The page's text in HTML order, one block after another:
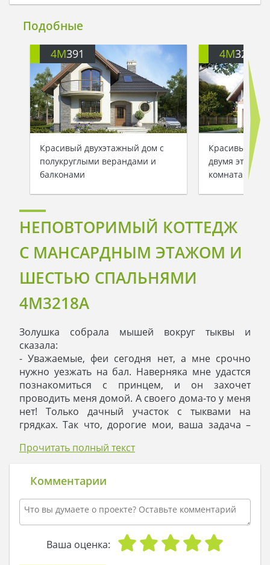
Подобные
4M391
Красивый двухэтажный дом с
полукруглыми верандами и
балконами
4M3200
Красивый
двумя
комнатами
НЕПОВТОРИМЫЙ КОТТЕДЖ
С МАНСАРДНЫМ ЭТАЖОМ И
ШЕСТЬЮ СПАЛЬНЯМИ
4M3218A
Золушка собрала мышей вокруг тыквы и
сказала:
- Уважаемые, феи сегодня нет, а мне срочно
нужно уезжать на бал. Наверняка мне удастся
познакомиться с принцем, и он захочет
проводить меня домой. А своего дома-то у меня
нет! Только дачный участок с тыквами на
грядках. Так что, дорогие мои, ваша задача –
Нет! Не задавайте мне вопросы, как. Проявите
Золушка села в такси и помчалась на бал,
оставив мышам тыкву и недоумение. Пока
Золушка веселилась на балу и знакомилась с
принцем, находчивые грызуны превратили
тыкву в … неповторимый коттедж! Еще и с
мансардой, балкончиками, шестью спальнями.
Прочитать полный текст
Комментарии
Ваша оценка: